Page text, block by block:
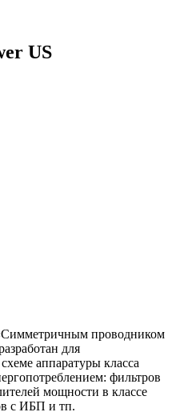
US
проводником
для
аппаратуры класса
фильтров
мощности в классе
с ИБП и тп.